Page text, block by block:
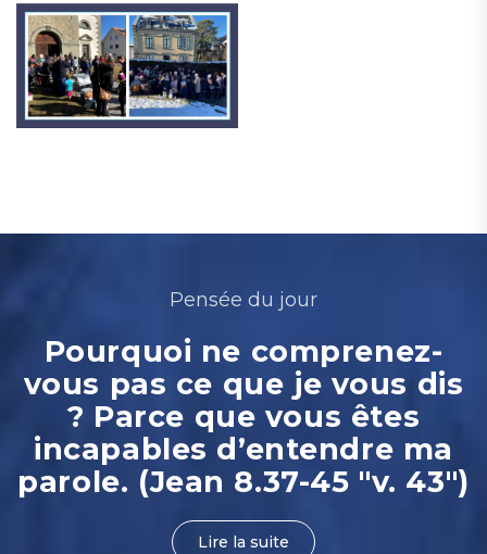
Pensée du jour
Pourquoi ne comprenez-
vous pas ce que je vous dis
? Parce que vous êtes
incapables d’entendre ma
parole. (Jean 8.37-45 "v. 43")
Lire la suite